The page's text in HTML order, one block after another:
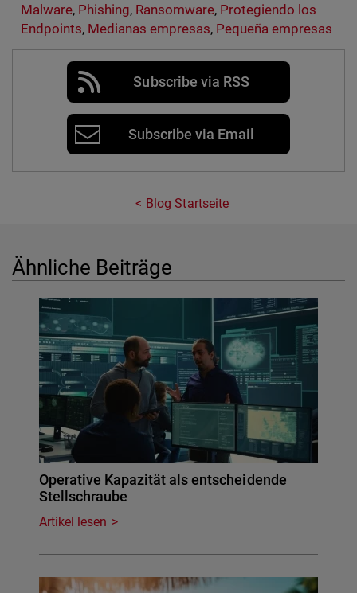
Malware, Phishing, Ransomware, Protegiendo los
Endpoints, Medianas empresas, Pequeña empresas
Subscribe via RSS
Subscribe via Email
Blog Startseite
Ähnliche Beiträge
Operative Kapazität als entscheidende
Stellschraube
Artikel lesen